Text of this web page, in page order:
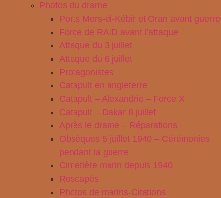
Photos du drame
Ports Mers-el-Kébir et Oran avant guerre
Force de RAID avant l’attaque
Attaque du 3 juillet
Attaque du 6 juillet
Protagonistes
Catapult en angleterre
Catapult – Alexandrie – Force X
Catapult – Dakar 8 juillet
Après le drame – Réparations
Obsèques 5 juillet 1940 – Cérémonies
pendant la guerre
Cimetière marin depuis 1940
Rescapés
Photos de marins-Citations